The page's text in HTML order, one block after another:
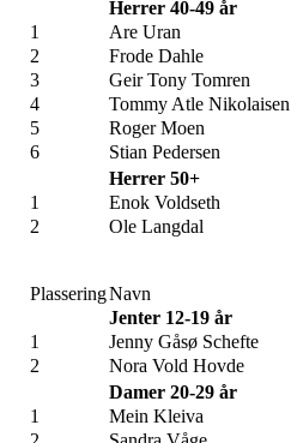
Herrer 40-49 år
1
Are Uran
2
Frode Dahle
3
Geir Tony Tomren
4
Tommy Atle Nikolaisen
5
Roger Moen
6
Stian Pedersen
Herrer 50+
1
Enok Voldseth
2
Ole Langdal
PlasseringNavn
Jenter 12-19 år
1
Jenny Gåsø Schefte
2
Nora Vold Hovde
Damer 20-29 år
1
Mein Kleiva